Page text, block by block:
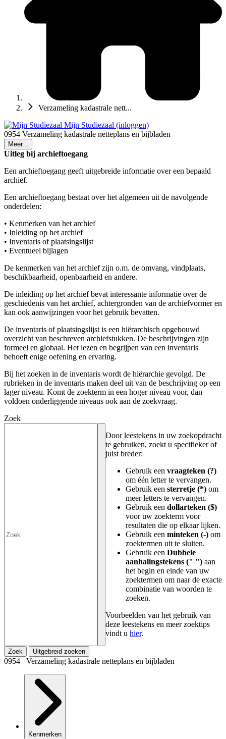
Verzameling kadastrale nett...
Mijn Studiezaal (inloggen)
0954 Verzameling kadastrale netteplans en bijbladen
Meer...
Uitleg bij archieftoegang
Een archieftoegang geeft uitgebreide informatie over een bepaald
archief.
Een archieftoegang bestaat over het algemeen uit de navolgende
onderdelen:
• Kenmerken van het archief
• Inleiding op het archief
• Inventaris of plaatsingslijst
• Eventueel bijlagen
De kenmerken van het archief zijn o.m. de omvang, vindplaats,
beschikbaarheid, openbaarheid en andere.
De inleiding op het archief bevat interessante informatie over de
geschiedenis van het archief, achtergronden van de archiefvormer en
kan ook aanwijzingen voor het gebruik bevatten.
De inventaris of plaatsingslijst is een hiërarchisch opgebouwd
overzicht van beschreven archiefstukken. De beschrijvingen zijn
formeel en globaal. Het lezen en begrijpen van een inventaris
behoeft enige oefening en ervaring.
Bij het zoeken in de inventaris wordt de hiërarchie gevolgd. De
rubrieken in de inventaris maken deel uit van de beschrijving op een
lager niveau. Komt de zoekterm in een hoger niveau voor, dan
voldoen onderliggende niveaus ook aan de zoekvraag.
Zoek
Door leestekens in uw zoekopdracht
te gebruiken, zoekt u specifieker of
juist breder:
Gebruik een vraagteken (?)
om één letter te vervangen.
Gebruik een sterretje (*) om
meer letters te vervangen.
Gebruik een dollarteken ($)
voor uw zoekterm voor
resultaten die op elkaar lijken.
Gebruik een minteken (-) om
zoektermen uit te sluiten.
Gebruik een Dubbele
aanhalingstekens (" ") aan
het begin en einde van uw
zoektermen om naar de exacte
combinatie van woorden te
zoeken.
Voorbeelden van het gebruik van
deze leestekens en meer zoektips
vindt u hier.
Zoek Uitgebreid zoeken
0954 Verzameling kadastrale netteplans en bijbladen
Kenmerken